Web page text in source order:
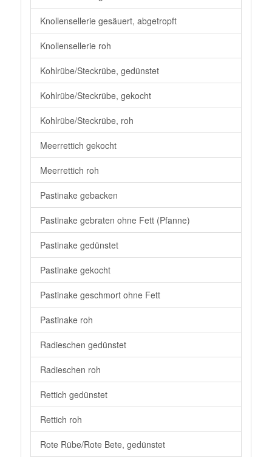
Knollensellerie gesäuert, abgetropft
Knollensellerie roh
Kohlrübe/Steckrübe, gedünstet
Kohlrübe/Steckrübe, gekocht
Kohlrübe/Steckrübe, roh
Meerrettich gekocht
Meerrettich roh
Pastinake gebacken
Pastinake gebraten ohne Fett (Pfanne)
Pastinake gedünstet
Pastinake gekocht
Pastinake geschmort ohne Fett
Pastinake roh
Radieschen gedünstet
Radieschen roh
Rettich gedünstet
Rettich roh
Rote Rübe/Rote Bete, gedünstet